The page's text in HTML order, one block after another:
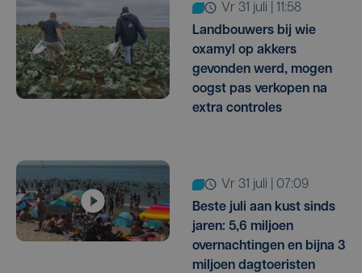
vr 31 juli | 11:58
Landbouwers bij wie
oxamyl op akkers
gevonden werd, mogen
oogst pas verkopen na
extra controles
vr 31 juli | 07:09
Beste juli aan kust sinds
jaren: 5,6 miljoen
overnachtingen en bijna 3
miljoen dagtoeristen